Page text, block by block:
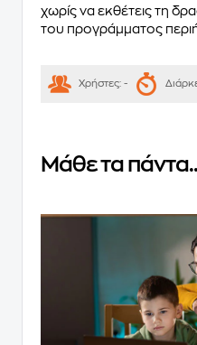
χωρίς να εκθέτεις τη
του προγράμματος
Χρήστες: -
Μάθε τα πάντα..